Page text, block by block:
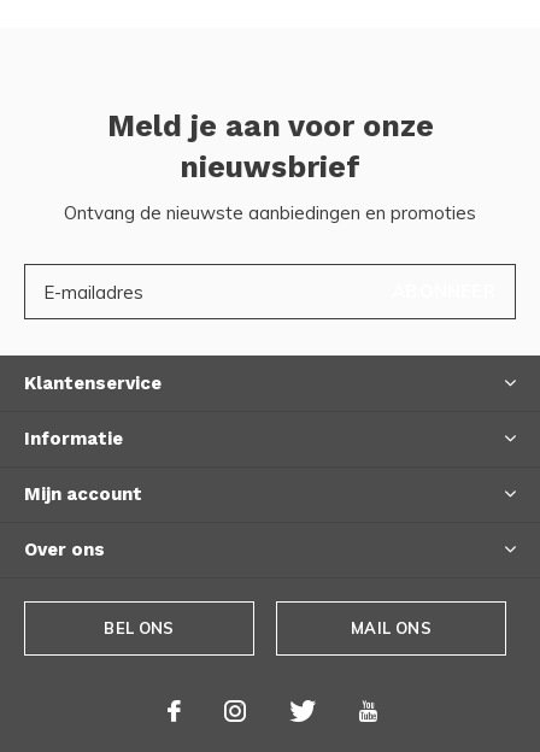
Meld je aan voor onze
nieuwsbrief
Ontvang de nieuwste aanbiedingen en promoties
Klantenservice
Informatie
Mijn account
Over ons
BEL ONS MAIL ONS